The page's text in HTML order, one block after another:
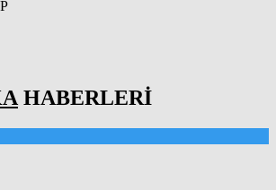
HABERLERİ